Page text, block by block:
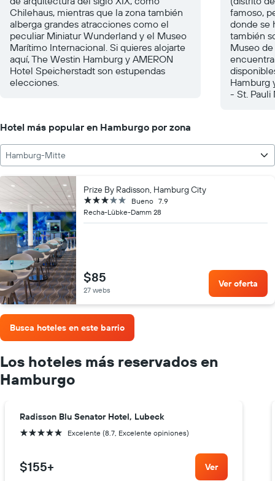
Chilehaus, mientras que la zona también
alberga grandes atracciones como el
peculiar Miniatur Wunderland y el Museo
Marítimo Internacional. Si quieres alojarte
aquí, The Westin Hamburg y AMERON
Hotel Speicherstadt son estupendas
elecciones.
famoso,
donde se
también
Museo
Hamburg
- St. Pauli
Hotel más popular en Hamburgo por zona
Hamburg-Mitte
Prize By Radisson, Hamburg City
3 estrellas Bueno 7.9
Recha-Lübke-Damm 28
$85
27 webs
Ver oferta
Busca hoteles en este barrio
Los hoteles más reservados en
Hamburgo
Radisson Blu Senator Hotel, Lubeck
5 estrellas Excelente (8.7, Excelente opiniones)
$155+ Ver